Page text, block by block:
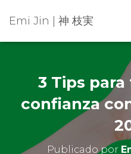
Emi Jin | 神 枝実
3 Tips
confianza
Publicado por